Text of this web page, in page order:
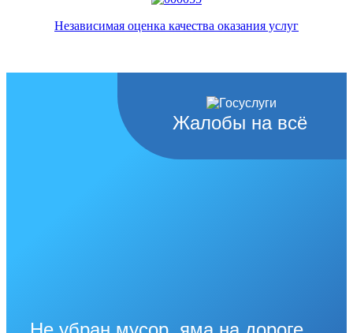
Независимая оценка качества оказания услуг
Жалобы на всё